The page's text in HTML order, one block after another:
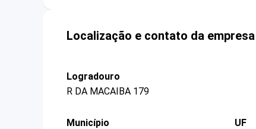
Localização e contato da empresa
Logradouro
R DA MACAIBA 179
Município
UF